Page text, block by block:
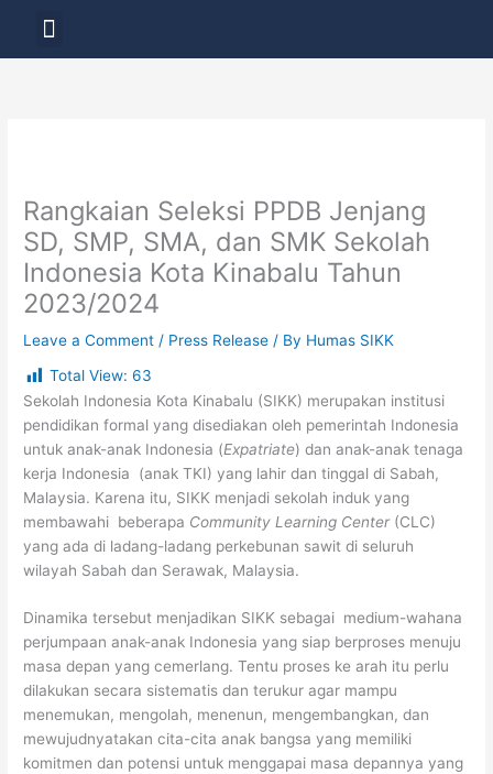
content
Menu
Rangkaian Seleksi PPDB Jenjang
SD, SMP, SMA, dan SMK Sekolah
Indonesia Kota Kinabalu Tahun
2023/2024
Leave a Comment / Press Release / By Humas SIKK
Total View: 63
Sekolah Indonesia Kota Kinabalu (SIKK) merupakan institusi
pendidikan formal yang disediakan oleh pemerintah Indonesia
untuk anak-anak Indonesia (Expatriate) dan anak-anak tenaga
kerja Indonesia (anak TKI) yang lahir dan tinggal di Sabah,
Malaysia. Karena itu, SIKK menjadi sekolah induk yang
membawahi beberapa Community Learning Center (CLC)
yang ada di ladang-ladang perkebunan sawit di seluruh
wilayah Sabah dan Serawak, Malaysia.
Dinamika tersebut menjadikan SIKK sebagai medium-wahana
perjumpaan anak-anak Indonesia yang siap berproses menuju
masa depan yang cemerlang. Tentu proses ke arah itu perlu
dilakukan secara sistematis dan terukur agar mampu
menemukan, mengolah, menenun, mengembangkan, dan
mewujudnyatakan cita-cita anak bangsa yang memiliki
komitmen dan potensi untuk menggapai masa depannya yang